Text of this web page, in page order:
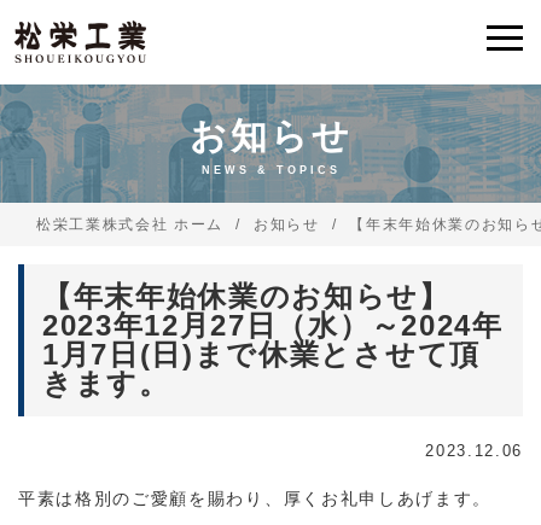
お知らせ
NEWS & TOPICS
松栄工業株式会社 ホーム お知らせ 【年末年始休業のお知
【年末年始休業のお知らせ】
2023年12月27日（水）～2024年
1月7日(日)まで休業とさせて頂
きます。
2023.12.06
平素は格別のご愛顧を賜わり、厚くお礼申しあげます。